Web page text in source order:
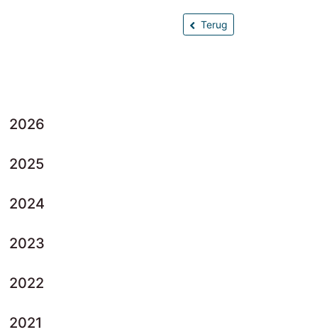
Terug
2026
2025
2024
2023
2022
2021